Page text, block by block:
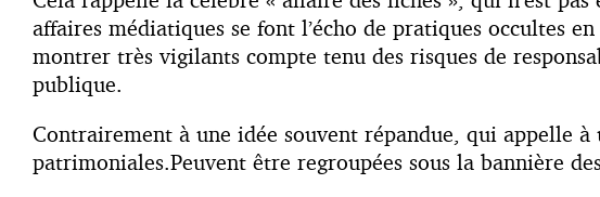
affaires médiatiques se font l’écho de pratiques occultes
montrer très vigilants compte tenu des risques de
publique.
Contrairement à une idée souvent répandue, qui appelle
patrimoniales.Peuvent être regroupées sous la bannière